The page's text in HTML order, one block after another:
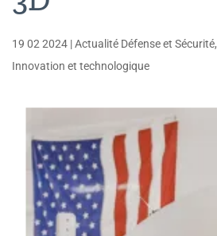
19 02 2024 |Actualité Défense et Sécurité,
Innovation et technologique